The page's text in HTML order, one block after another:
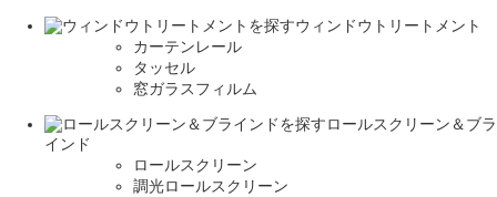
ウィンドウトリートメント
カーテンレール
タッセル
窓ガラスフィルム
ロールスクリーン＆ブラ
インド
ロールスクリーン
調光ロールスクリーン